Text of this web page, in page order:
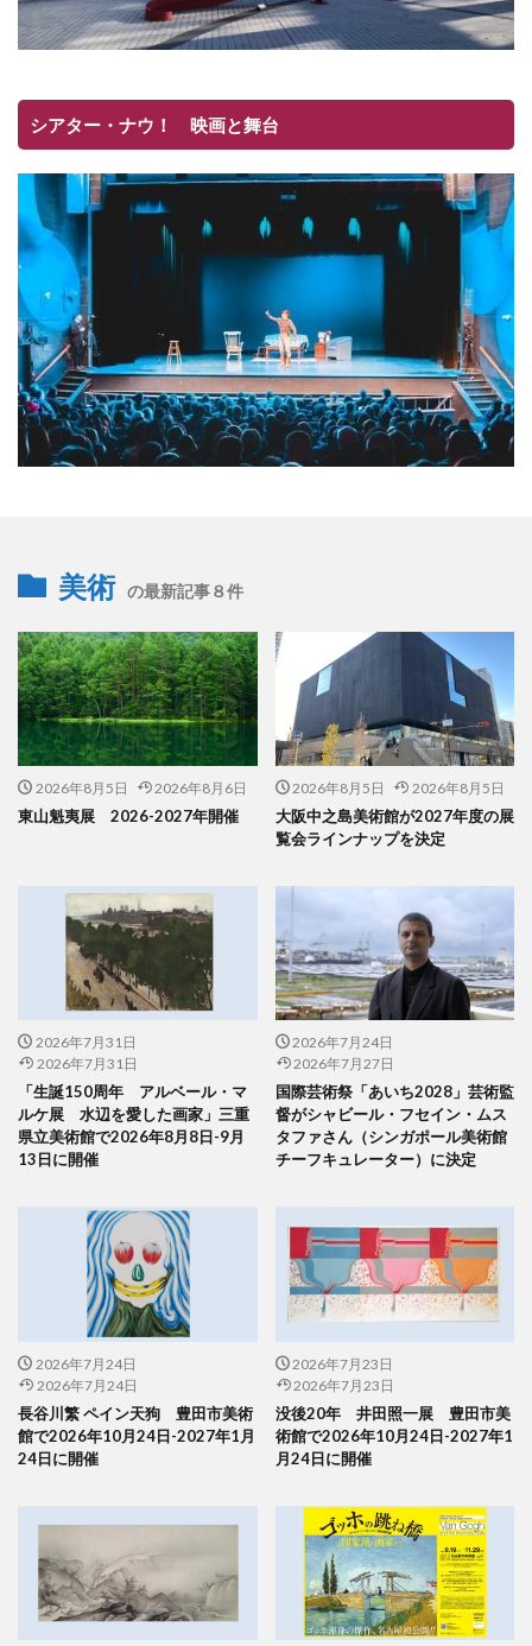
シアター・ナウ！ 映画と舞台
美術 の最新記事８件
2026年8月5日 2026年8月6日
東山魁夷展 2026-2027年開催
2026年8月5日 2026年8月5日
大阪中之島美術館が2027年度の展
覧会ラインナップを決定
2026年7月31日
2026年7月31日
「生誕150周年 アルベール・マ
ルケ展 水辺を愛した画家」三重
県立美術館で2026年8月8日-9月
13日に開催
2026年7月24日
2026年7月27日
国際芸術祭「あいち2028」芸術監
督がシャビール・フセイン・ムス
タファさん（シンガポール美術館
チーフキュレーター）に決定
2026年7月24日
2026年7月24日
長谷川繁 ペイン天狗 豊田市美術
館で2026年10月24日-2027年1月
24日に開催
2026年7月23日
2026年7月23日
没後20年 井田照一展 豊田市美
術館で2026年10月24日-2027年1
月24日に開催